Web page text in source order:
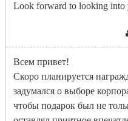
Look forward to looking into
Всем привет!
Скоро планируется
задумался о выборе
чтобы подарок был не